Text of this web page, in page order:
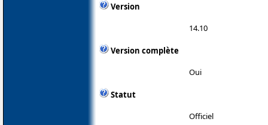
Version
14.10
Version complète
Oui
Statut
Officiel